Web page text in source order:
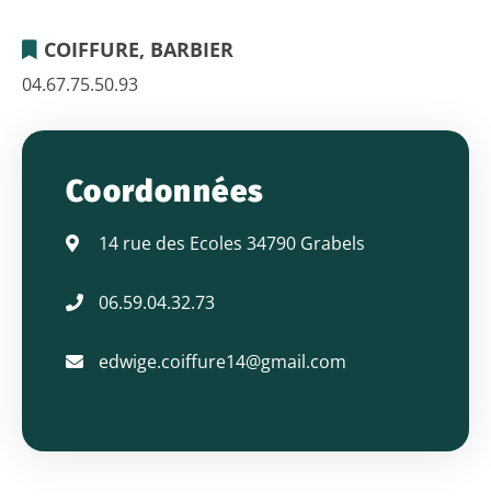
COIFFURE, BARBIER
EDWIGE
COIFFURE
Mme
Edwige
04.67.75.50.93
Coordonnées
14 rue des Ecoles 34790 Grabels
06.59.04.32.73
edwige.coiffure14@gmail.com